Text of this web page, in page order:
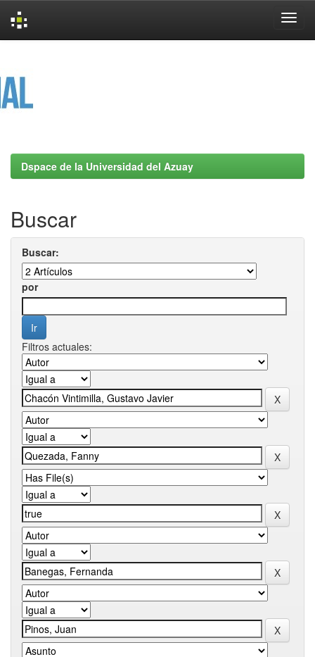
Dspace de la Universidad del Azuay
Buscar
Buscar:
por
Filtros actuales: